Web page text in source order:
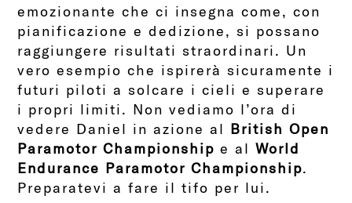
emozionante che ci insegna come, con
pianificazione e dedizione, si possano
raggiungere risultati straordinari. Un
vero esempio che ispirerà sicuramente i
futuri piloti a solcare i cieli e superare
i propri limiti. Non vediamo l’ora di
vedere Daniel in azione al British Open
Paramotor Championship e alWorld
Endurance Paramotor Championship.
Preparatevia fare il tifo per lui.